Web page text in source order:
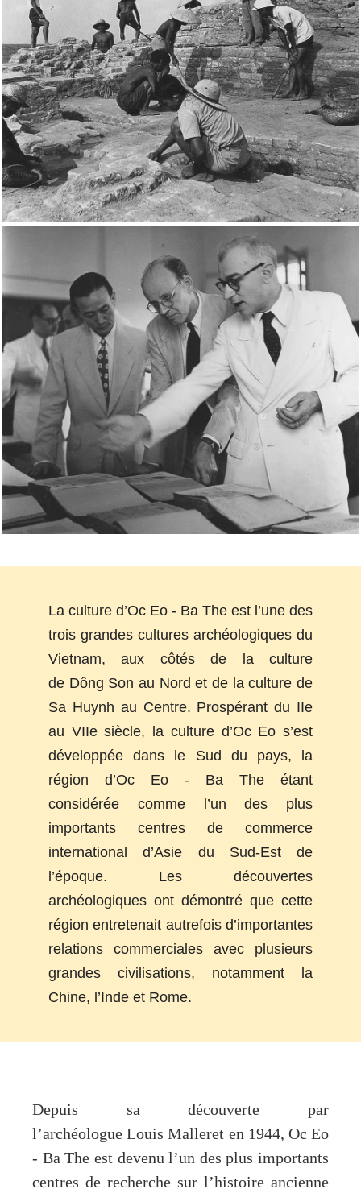
La culture d’Oc Eo - Ba The est l’une des
trois grandes cultures archéologiques du
Vietnam, aux côtés de la culture
de Dông Son au Nord et de la culture de
Sa Huynh au Centre. Prospérant du IIe
au VIIe siècle, la culture d’Oc Eo s’est
développée dans le Sud du pays, la
région d’Oc Eo - Ba The étant
considérée comme l’un des plus
importants centres de commerce
international d’Asie du Sud-Est de
l’époque. Les découvertes
archéologiques ont démontré que cette
région entretenait autrefois d’importantes
relations commerciales avec plusieurs
grandes civilisations, notamment la
Chine, l’Inde et Rome.
Depuis sa découverte par
l’archéologue Louis Malleret en 1944, Oc Eo
- Ba The est devenu l’un des plus importants
centres de recherche sur l’histoire ancienne